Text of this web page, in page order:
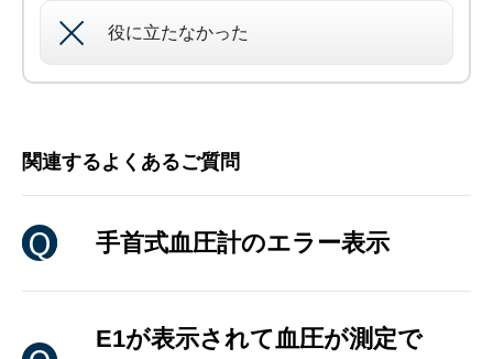
役に立たなかった
関連するよくあるご質問
手首式血圧計のエラー表示
E1が表示されて血圧が測定で